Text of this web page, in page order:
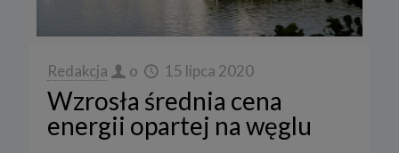
Redakcja o 15 lipca 2020
Wzrosła średnia cena
energii opartej na węglu